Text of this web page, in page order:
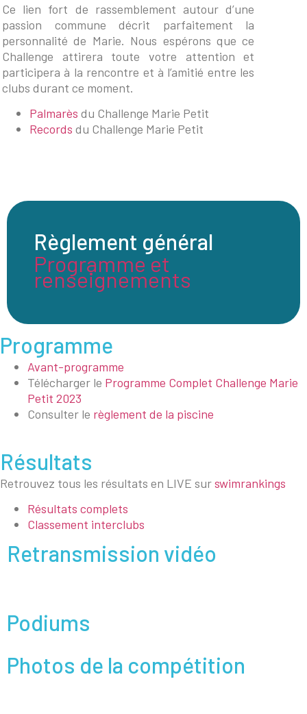
Ce lien fort de rassemblement autour d’une
passion commune décrit parfaitement la
personnalité de Marie. Nous espérons que ce
Challenge attirera toute votre attention et
participera à la rencontre et à l’amitié entre les
clubs durant ce moment.
Palmarès du Challenge Marie Petit
Records du Challenge Marie Petit
Règlement général
Programme et
renseignements
Programme
Avant-programme
Télécharger le Programme Complet Challenge Marie
Petit 2023
Consulter le règlement de la piscine
Résultats
Retrouvez tous les résultats en LIVE surswimrankings
Résultats complets
Classement interclubs
Retransmission vidéo
Podiums
Photos de la compétition